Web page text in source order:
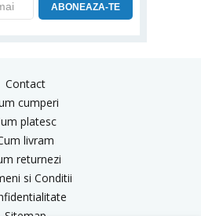
ABONEAZA-TE
Contact
cumperi
platesc
livram
returnezi
si Conditii